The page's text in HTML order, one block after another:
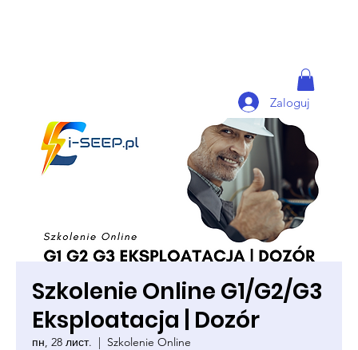
Zaloguj
Szkolenie Online G1/G2/G3
Eksploatacja | Dozór
пн, 28 лист.
  |
Szkolenie Online